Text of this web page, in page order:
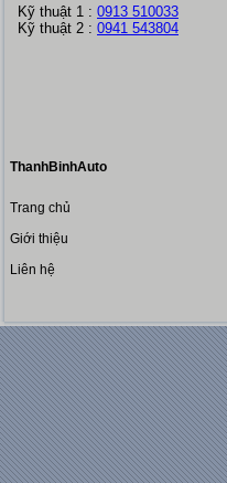
Kỹ thuật 1 : 0913 510033
Kỹ thuật 2 : 0941 543804
ThanhBinhAuto
Trang chủ
Giới thiệu
Liên hệ